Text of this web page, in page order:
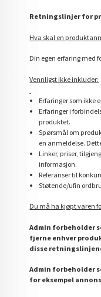
Retningslinjer for
Hva skal en
Din egen erfaring med
Vennligst ikke inkluder:
Erfaringer som ikke
Erfaringer i
produktet.
Spørsmål om
en anmeldelse.
Linker, priser,
informasjon.
Referanser til
Støtende/ufin
Du må ha kjøpt varen
Admin forbeholder
fjerne enhver
disse
Admin forbeholder
for eksempel